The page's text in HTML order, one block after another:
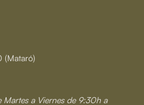
(Mataró)
a Viernes de 9:30h a